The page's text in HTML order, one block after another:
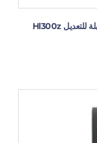
مفصلات التحكم في موضع عزم الدوران القابلة للتعديل Hl300z